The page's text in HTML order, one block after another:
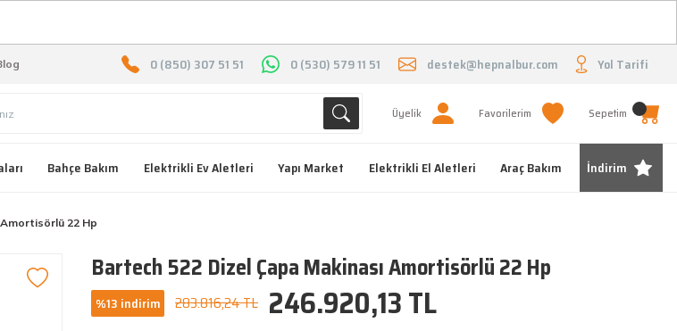
0 (850) 307 51 51 0 (530) 579 11 51 destek@hepnalbur.com Yol Tarifi
Üyelik Favorilerim Sepetim
Bahçe Bakım Elektrikli Ev Aletleri Yapı Market Elektrikli El Aletleri Araç Bakım İndirim
22 Hp
Bartech 522 Dizel Çapa Makinası Amortisörlü 22 Hp
%13 indirim 283.816,24 TL 246.920,13 TL